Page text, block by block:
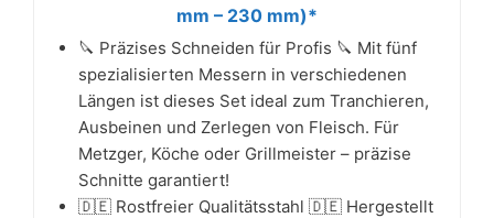
mm – 230 mm)*
🔪 Präzises Schneiden für Profis 🔪 Mit fünf
spezialisierten Messern in verschiedenen
Längen ist dieses Set ideal zum Tranchieren,
Ausbeinen und Zerlegen von Fleisch. Für
Metzger, Köche oder Grillmeister – präzise
Schnitte garantiert!
🇩🇪 Rostfreier Qualitätsstahl 🇩🇪 Hergestellt